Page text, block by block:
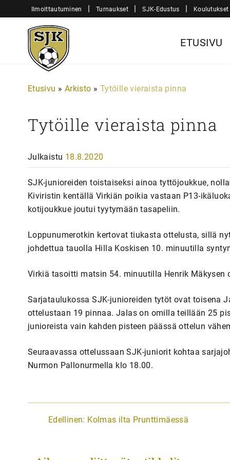
sisältöön
Ilmoittautuminen | Turnaukset | SJK-Edustus | Koulutukset
Sjk-
Juniorit
ETUSIVU
Etusivu » Arkisto » Tytöille vieraista pinna
Tytöille vieraista pinna
Julkaistu 18.8.2020
SJK-junioreiden toistaiseksi ainoa tyttöjoukkue,
Kiviristin kentällä Virkiän poikia vastaan P13-
kotijoukkue joutui tyytymään tasapeliin.
Loppunumerotkin kertovat tiukasta ottelusta, sillä
johdettua tauolla Hilla Koskisen 10. minuutilla
Virkiä tasoitti matsin 54. minuutilla Henrik Mäkysen
Sarjataulukossa SJK-junioreiden tytöt ovat toisena
ottelustaan 19 pinnaa. Jalas on omilla teillään 25
junioreista vain kahden pisteen päässä ottelun
Seuraavassa ottelussaan SJK-juniorit kohtaa
Nurmon Pallonurmella klo 18.00.
A
Edellinen: Kolmas ilta Prunttimäessä